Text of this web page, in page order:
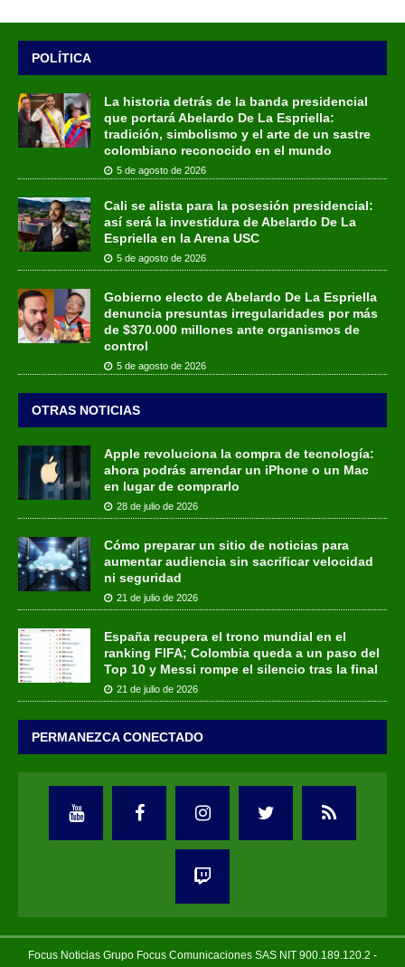
POLÍTICA
La historia detrás de la banda presidencial
que portará Abelardo De La Espriella:
tradición, simbolismo y el arte de un sastre
colombiano reconocido en el mundo
5 de agosto de 2026
Cali se alista para la posesión presidencial:
así será la investidura de Abelardo De La
Espriella en la Arena USC
5 de agosto de 2026
Gobierno electo de Abelardo De La Espriella
denuncia presuntas irregularidades por más
de $370.000 millones ante organismos de
control
5 de agosto de 2026
OTRAS NOTICIAS
Apple revoluciona la compra de tecnología:
ahora podrás arrendar un iPhone o un Mac
en lugar de comprarlo
28 de julio de 2026
Cómo preparar un sitio de noticias para
aumentar audiencia sin sacrificar velocidad
ni seguridad
21 de julio de 2026
España recupera el trono mundial en el
ranking FIFA; Colombia queda a un paso del
Top 10 y Messi rompe el silencio tras la final
21 de julio de 2026
PERMANEZCA CONECTADO
Focus Noticias Grupo Focus Comunicaciones SAS NIT 900.189.120.2 -